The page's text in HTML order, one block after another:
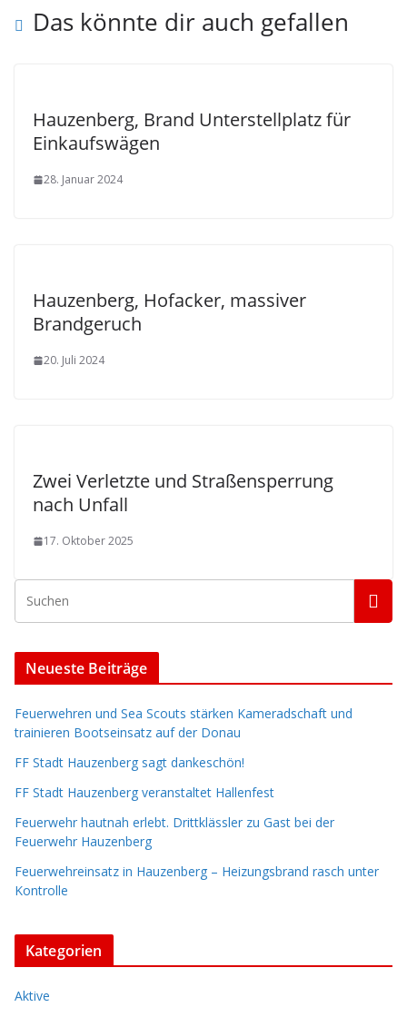
Das könnte dir auch gefallen
Hauzenberg, Brand Unterstellplatz für
Einkaufswägen
28. Januar 2024
Hauzenberg, Hofacker, massiver
Brandgeruch
20. Juli 2024
Zwei Verletzte und Straßensperrung
nach Unfall
17. Oktober 2025
Neueste Beiträge
Feuerwehren und Sea Scouts stärken Kameradschaft und
trainieren Bootseinsatz auf der Donau
FF Stadt Hauzenberg sagt dankeschön!
FF Stadt Hauzenberg veranstaltet Hallenfest
Feuerwehr hautnah erlebt. Drittklässler zu Gast bei der
Feuerwehr Hauzenberg
Feuerwehreinsatz in Hauzenberg – Heizungsbrand rasch unter
Kontrolle
Kategorien
Aktive